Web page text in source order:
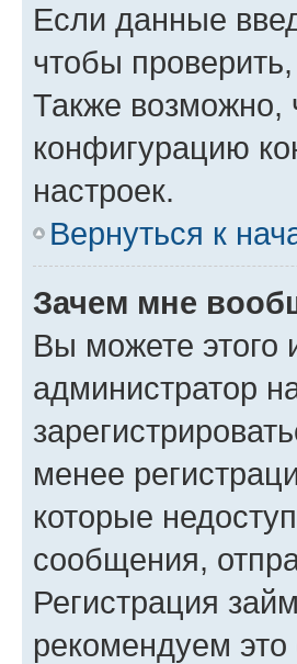
Если данные
чтобы
Также возможно,
конфигурацию
настроек.
Вернуться к
Зачем мне
Вы можете этого
администратор
менее
которые
сообщения,
Регистрация
рекомендуем это